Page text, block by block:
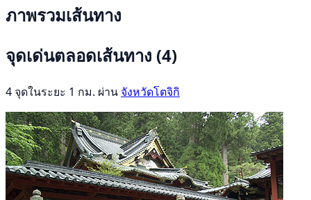
ภาพรวมเส้นทาง
จุดเด่นตลอดเส้นทาง (4)
4 จุดในระยะ 1 กม. ผ่าน จังหวัดโตจิกิ